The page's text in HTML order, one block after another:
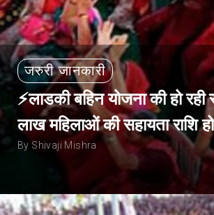
जरुरी जानकारी
⚡लाडकी बहिन योजना की हो रही
लाख महिलाओं की सहायता राशि
By Shivaji Mishra